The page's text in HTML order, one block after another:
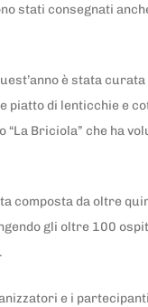
stati consegnati
è stata
piatto di lenticchie e
Briciola” che ha
composta da oltre
gli oltre 100
e i